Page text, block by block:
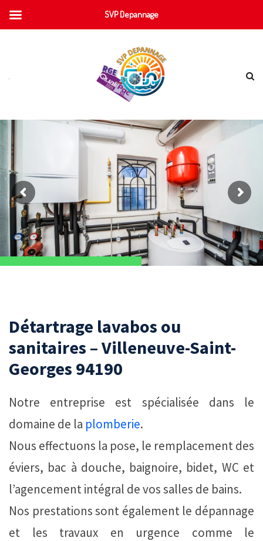
Détartrage lavabos ou
sanitaires – Villeneuve-Saint-
Georges 94190
Notre entreprise est spécialisée dans le
domaine de la plomberie.
Nous effectuons la pose, le remplacement des
éviers, bac à douche, baignoire, bidet, WC et
l’agencement intégral de vos salles de bains.
Nos prestations sont également le dépannage
et les travaux en urgence comme le
SVP Depannage